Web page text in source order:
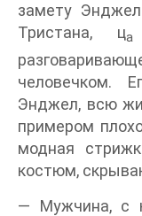
замету
Тристана, ца
человечком.
Энджел, всю
примером
модная
костюм,
— Мужчина, с